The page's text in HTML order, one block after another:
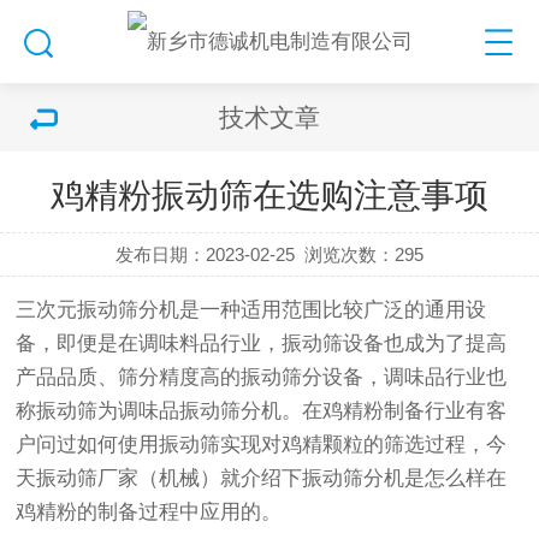
技术文章
鸡精粉振动筛在选购注意事项
发布日期：2023-02-25 浏览次数： 295
三次元振动筛分机是一种适用范围比较广泛的通用设
备，即便是在调味料品行业，振动筛设备也成为了提高
产品品质、筛分精度高的振动筛分设备，调味品行业也
称振动筛为调味品振动筛分机。在鸡精粉制备行业有客
户问过如何使用振动筛实现对鸡精颗粒的筛选过程，今
天振动筛厂家（机械）就介绍下振动筛分机是怎么样在
鸡精粉的制备过程中应用的。